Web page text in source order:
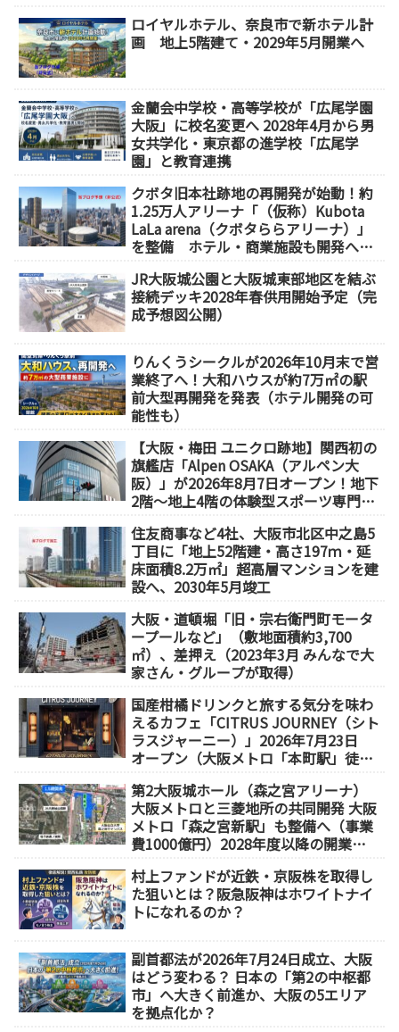
ロイヤルホテル、奈良市で新ホテル計
画 地上5階建て・2029年5月開業へ
金蘭会中学校・高等学校が「広尾学園
大阪」に校名変更へ 2028年4月から男
女共学化・東京都の進学校「広尾学
園」と教育連携
クボタ旧本社跡地の再開発が始動！約
1.25万人アリーナ「（仮称）Kubota
LaLa arena（クボタららアリーナ）」
を整備 ホテル・商業施設も開発へ
JR大阪城公園と大阪城東部地区を結ぶ
接続デッキ2028年春供用開始予定（完
成予想図公開）
りんくうシークルが2026年10月末で営
業終了へ！大和ハウスが約7万㎡の駅
前大型再開発を発表（ホテル開発の可
能性も）
【大阪・梅田 ユニクロ跡地】関西初の
旗艦店「Alpen OSAKA（アルペン大
阪）」が2026年8月7日オープン！地下
2階～地上4階の体験型スポーツ専門店
住友商事など4社、大阪市北区中之島5
丁目に「地上52階建・高さ197ｍ・延
床面積8.2万㎡」超高層マンションを建
設へ、2030年5月竣工
大阪・道頓堀「旧・宗右衛門町モータ
ープールなど」（敷地面積約3,700
㎡）、差押え（2023年3月 みんなで大
家さん・グループが取得）
国産柑橘ドリンクと旅する気分を味わ
えるカフェ「CITRUS JOURNEY（シト
ラスジャーニー）」2026年7月23日
オープン（大阪メトロ「本町駅」徒歩
第2大阪城ホール（森之宮アリーナ）
大阪メトロと三菱地所の共同開発 大阪
メトロ「森之宮新駅」も整備へ（事業
費1000億円）2028年度以降の開業
村上ファンドが近鉄・京阪株を取得し
た狙いとは？阪急阪神はホワイトナイ
トになれるのか？
副首都法が2026年7月24日成立、大阪
はどう変わる？ 日本の「第2の中枢都
市」へ大きく前進か、大阪の5エリア
を拠点化か？